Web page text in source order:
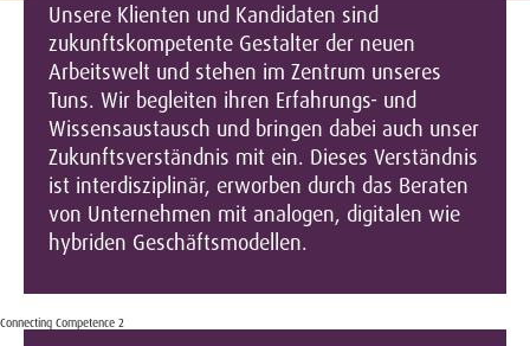
Unsere Klienten und Kandidaten sind
zukunftskompetente Gestalter der neuen
Arbeitswelt und stehen im Zentrum unseres
Tuns. Wir begleiten ihren Erfahrungs- und
Wissensaustausch und bringen dabei auch unser
Zukunftsverständnis mit ein. Dieses Verständnis
ist interdisziplinär, erworben durch das Beraten
von Unternehmen mit analogen, digitalen wie
hybriden Geschäftsmodellen.
Connecting Competence 2